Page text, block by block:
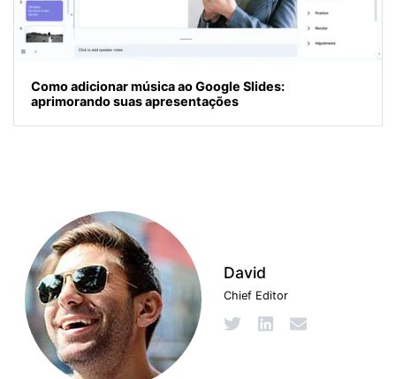
Como adicionar música ao Google Slides:
aprimorando suas apresentações
David
Chief Editor